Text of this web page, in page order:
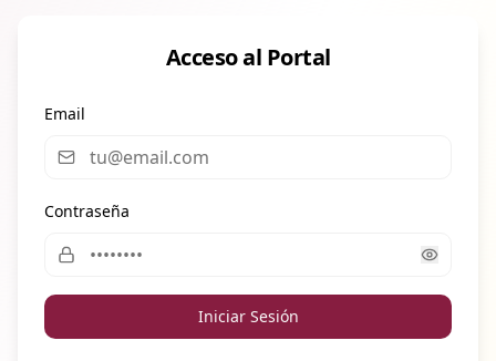
Acceso al Portal
Email
Contraseña
Iniciar Sesión